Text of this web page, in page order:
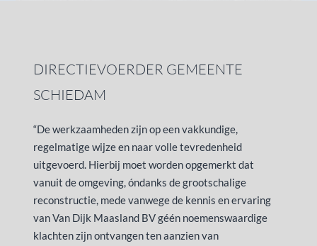
DIRECTIEVOERDER GEMEENTE
SCHIEDAM
“De werkzaamheden zijn op een vakkundige,
regelmatige wijze en naar volle tevredenheid
uitgevoerd. Hierbij moet worden opgemerkt dat
vanuit de omgeving, óndanks de grootschalige
reconstructie, mede vanwege de kennis en ervaring
van Van Dijk Maasland BV géén noemenswaardige
klachten zijn ontvangen ten aanzien van